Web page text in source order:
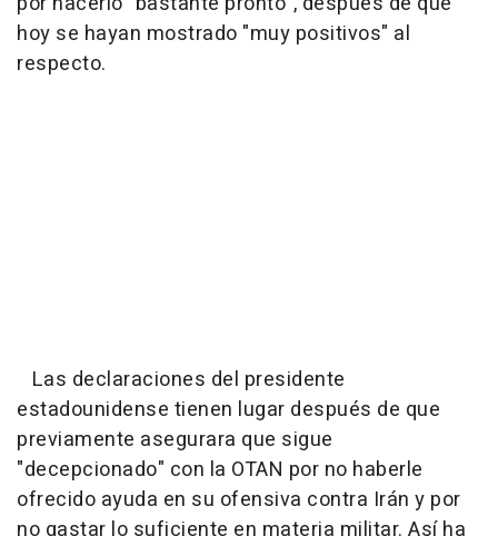
hoy se hayan mostrado "muy positivos" al
respecto.
Las declaraciones del presidente
estadounidense tienen lugar después de que
previamente asegurara que sigue
"decepcionado" con la OTAN por no haberle
ofrecido ayuda en su ofensiva contra Irán y por
no gastar lo suficiente en materia militar. Así ha